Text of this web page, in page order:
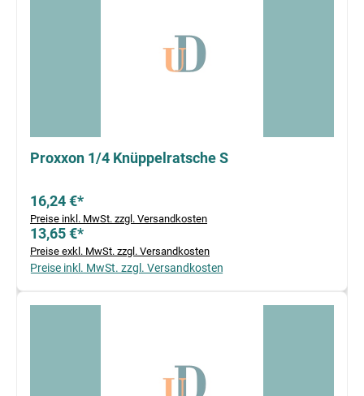
Proxxon 1/4 Knüppelratsche S
16,24 €*
Preise inkl. MwSt. zzgl. Versandkosten
13,65 €*
Preise exkl. MwSt. zzgl. Versandkosten
Preise inkl. MwSt. zzgl. Versandkosten